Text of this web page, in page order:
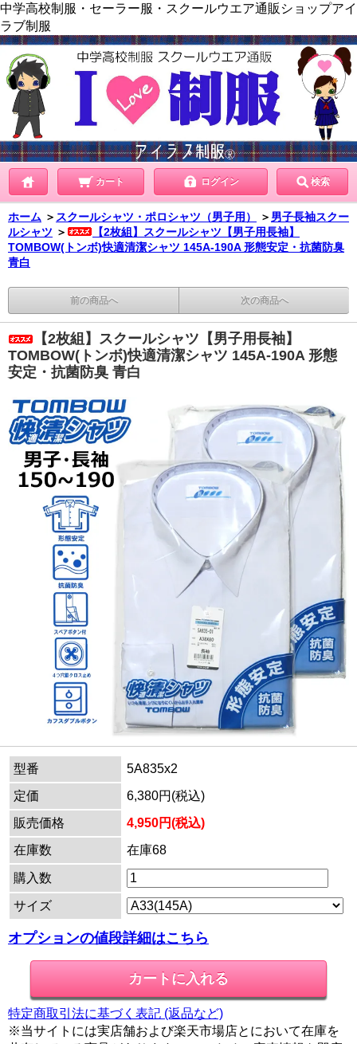
中学高校制服・セーラー服・スクールウエア通販ショップアイ
ラブ制服
カート ログイン 検索
ホーム ＞ スクールシャツ・ポロシャツ（男子用） ＞ 男子長袖スクー
ルシャツ ＞
【2枚組】スクールシャツ【男子用長袖】
TOMBOW(トンボ)快適清潔シャツ 145A-190A 形態安定・抗菌防臭
青白
前の商品へ 次の商品へ
【2枚組】スクールシャツ【男子用長袖】
TOMBOW(トンボ)快適清潔シャツ 145A-190A 形態
安定・抗菌防臭 青白
型番
5A835x2
定価
6,380円(税込)
販売価格
4,950円(税込)
在庫数
在庫68
購入数
サイズ
オプションの値段詳細はこちら
特定商取引法に基づく表記 (返品など)
※当サイトには実店舗および楽天市場店とにおいて在庫を